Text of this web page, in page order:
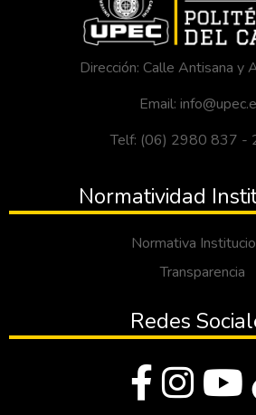
Dirección: Calle Antisana y
Email:
Telf: (06) 2980 837 -
Normatividad
Normativa
Transparencia
Redes